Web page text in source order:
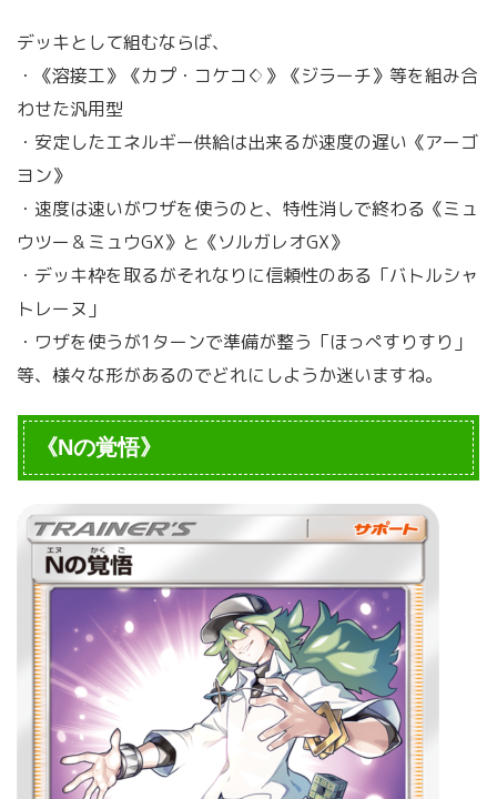
デッキとして組むならば、
・《溶接工》《カプ・コケコ♢》《ジラーチ》等を組み合
わせた汎用型
・安定したエネルギー供給は出来るが速度の遅い《アーゴ
ヨン》
・速度は速いがワザを使うのと、特性消しで終わる《ミュ
ウツー＆ミュウGX》と《ソルガレオGX》
・デッキ枠を取るがそれなりに信頼性のある「バトルシャ
トレーヌ」
・ワザを使うが1ターンで準備が整う「ほっぺすりすり」
等、様々な形があるのでどれにしようか迷いますね。
《Nの覚悟》